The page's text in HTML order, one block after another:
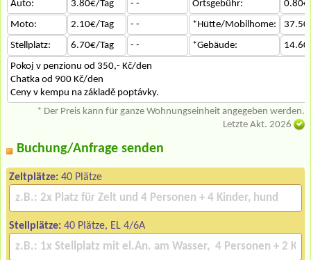
Auto:
3.80€/Tag - - Ortsgebühr:
Moto:
2.10€/Tag - - *Hütte/Mobilhome:
Stellplatz:
6.70€/Tag - - *Gebäude:
Pokoj v penzionu od 350,- Kč/den
Chatka od 900 Kč/den
Ceny v kempu na základě poptávky.
* Der Preis kann für ganze Wohnungseinheit angegeben werden.
Letzte Akt. 2026
Buchung/Anfrage senden
Zeltplätze: 40 Plätze
Stellplätze: 40 Plätze, EL 4/6A